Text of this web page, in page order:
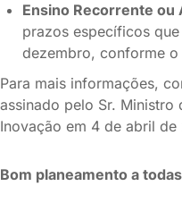
Ensino Recorrente ou
prazos específicos
dezembro, conforme o
Para mais informações,
assinado pelo Sr. Ministro
Inovação em 4 de abril de
Bom planeamento a